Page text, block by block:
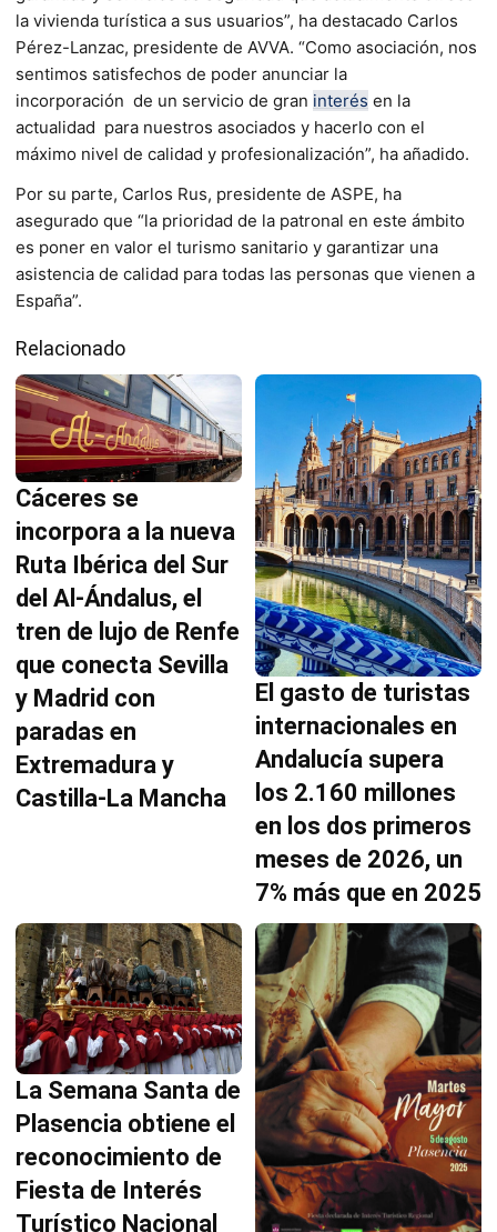
la vivienda turística a sus usuarios”, ha destacado Carlos
Pérez-Lanzac, presidente de AVVA. “Como asociación, nos
sentimos satisfechos de poder anunciar la
incorporación de un servicio de gran interés en la
actualidad para nuestros asociados y hacerlo con el
máximo nivel de calidad y profesionalización”, ha añadido.
Por su parte, Carlos Rus, presidente de ASPE, ha
asegurado que “la prioridad de la patronal en este ámbito
es poner en valor el turismo sanitario y garantizar una
asistencia de calidad para todas las personas que vienen a
España”.
Relacionado
Cáceres se
incorpora a la nueva
Ruta Ibérica del Sur
del Al-Ándalus, el
tren de lujo de Renfe
que conecta Sevilla
y Madrid con
paradas en
Extremadura y
Castilla-La Mancha
El gasto de turistas
internacionales en
Andalucía supera
los 2.160 millones
en los dos primeros
meses de 2026, un
7% más que en 2025
La Semana Santa de
Plasencia obtiene el
reconocimiento de
Fiesta de Interés
Turístico Nacional